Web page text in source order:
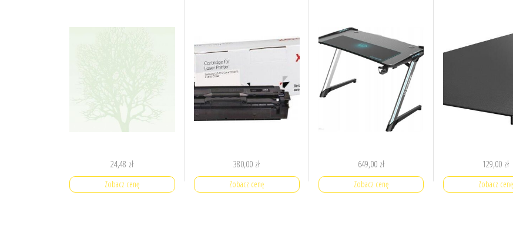
24,48 zł
Zobacz cenę
380,00 zł
Zobacz cenę
649,00 zł
Zobacz cenę
129,00 zł
Zobacz cenę